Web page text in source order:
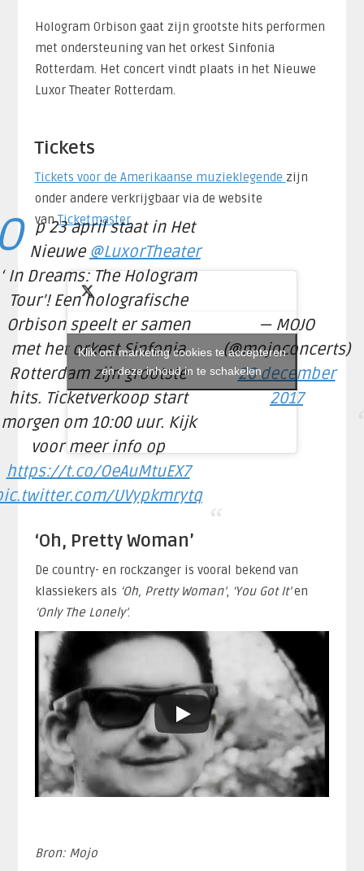
Hologram Orbison gaat zijn grootste hits performen
met ondersteuning van het orkest Sinfonia
Rotterdam. Het concert vindt plaats in het Nieuwe
Luxor Theater Rotterdam.
Tickets
Tickets voor de Amerikaanse muzieklegende zijn
onder andere verkrijgbaar via de website
vanTicketmaster.
p 23 april staat in Het
Nieuwe @LuxorTheater
‘ In Dreams: The Hologram
Tour’! Een holografische
Orbison speelt er samen
met het orkest Sinfonia
Rotterdam zijn grootste
hits. Ticketverkoop start
morgen om 10:00 uur. Kijk
voor meer info op
https://t.co/OeAuMtuEX7
UVypkmrytq
— MOJO
(@mojoconcerts)
20 december
2017
Klik om marketing cookies te accepteren
en deze inhoud in te schakelen
‘Oh, Pretty Woman’
De country- en rockzanger is vooral bekend van
klassiekers als ‘Oh, Pretty Woman’, ‘You Got It’en
‘Only The Lonely’.
Bron: Mojo